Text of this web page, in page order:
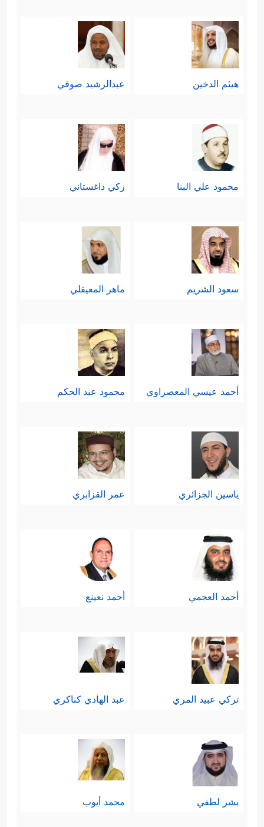
هيثم الدخين عبدالرشيد صوفي
محمود علي البنا زكي داغستاني
سعود الشريم ماهر المعيقلي
أحمد عيسي المعصراوي محمود عبد الحكم
ياسين الجزائري عمر القزابري
أحمد العجمي أحمد نعينع
تركي عبيد المري عبد الهادي كناكري
بشر لطفي محمد أيوب